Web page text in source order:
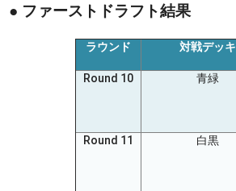
● ファーストドラフト結果
ラウンド 対戦デッキ
Round 10
青緑
Round 11
白黒